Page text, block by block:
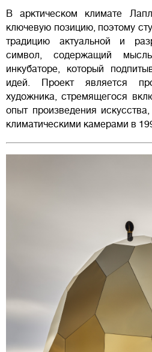
В арктическом климате
ключевую позицию, поэтому
традицию актуальной и
символ, содержащий
инкубаторе, который
идей. Проект является
художника, стремящегося
опыт произведения
климатическими камерами в